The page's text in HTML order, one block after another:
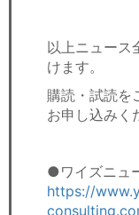
以上ニュース
けます。
購読・試読を
お申し込みく
●ワイズニュ
https://